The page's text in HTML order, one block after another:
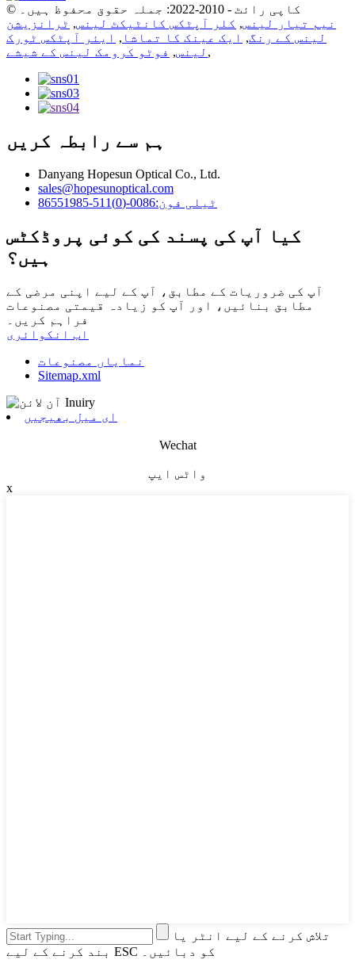
© کاپی رائٹ - 2010-2022: جملہ حقوق محفوظ ہیں۔
نیم تیار لینس, کلر آپٹکس کانٹیکٹ لینس, ٹرانزیشن
لینس کے رنگ, ایک عینک کا تماشا , ایئر آپٹکس ٹورک
لینس, فوٹو کرومک لینس کے شیشے ,
ہم سے رابطہ کریں
Danyang Hopesun Optical Co., Ltd.
sales@hopesunoptical.com
ٹیلی فون:0086-(0)511-86551985
کیا آپ کی پسند کی کوئی پروڈکٹس
ہیں؟
آپ کی ضروریات کے مطابق، آپ کے لیے اپنی مرضی کے
مطابق بنائیں، اور آپ کو زیادہ قیمتی مصنوعات
فراہم کریں۔
اب انکوائری
نمایاں مصنوعات
Sitemap.xml
ای میل بھیجیں
Wechat
واٹس ایپ
x
تلاش کرنے کے لیے انٹر یا
بند کرنے کے لیے ESC کو دبائیں۔